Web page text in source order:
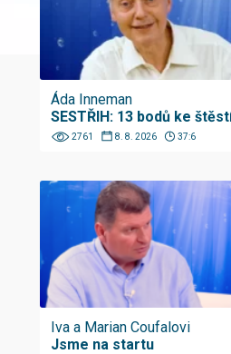
Áda Inneman
SESTŘIH: 13 bodů ke
2761 8. 8. 2026 37:6
Iva a Marian Coufalovi
Jsme na startu